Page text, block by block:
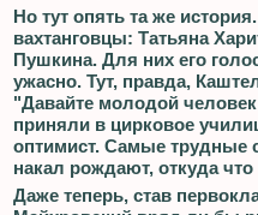
Но тут опять та же
вахтанговцы: Татьяна
Пушкина. Для них его
ужасно. Тут, правда,
"Давайте молодой
приняли в цирковое
оптимист. Самые трудные
накал рождают, откуда что
Даже теперь, став